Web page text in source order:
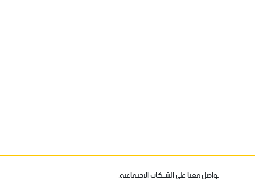
تواصل معنا على الشبكات الاجتماعية: